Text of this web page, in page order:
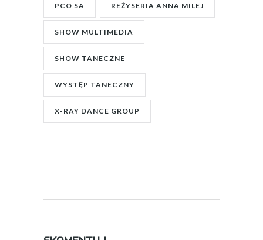
PCO SA REŻYSERIA ANNA MILEJ
SHOW MULTIMEDIA
SHOW TANECZNE
WYSTĘP TANECZNY
X-RAY DANCE GROUP